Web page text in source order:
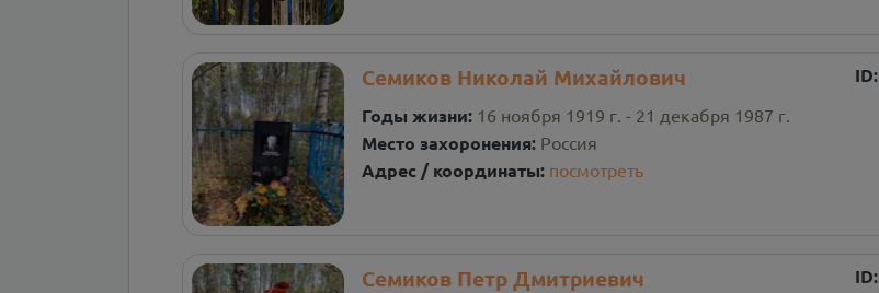
Семиков Николай Михайлович ID:
Годы жизни: 16 ноября 1919 г. - 21 декабря 1987 г.
Место захоронения: Россия
Адрес / координаты: посмотреть
Семиков Петр Дмитриевич ID: